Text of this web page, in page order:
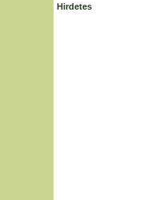
Hirdetes